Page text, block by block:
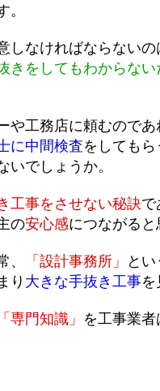
。
しなければならないの
きをしてもわからな
や工務店に頼むので
に中間検査をしても
いでしょうか。
工事をさせない秘訣で
の安心感につながる
、 「設計事務所」
と
り 大きな手抜き工事
「専門知識」 を工事業